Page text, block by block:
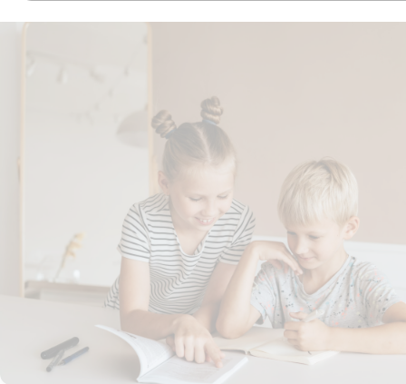
Handels- og
undervisningsinstitutionens
aftale med Tekst & Node.
Kopiering, der går ud over
begrænsningsreglerne i
aftalen med Tekst & Node,
kan alene finde sted efter
forudgående aftale med
licensgiver.